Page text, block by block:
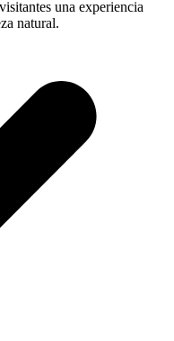
una experiencia
natural.